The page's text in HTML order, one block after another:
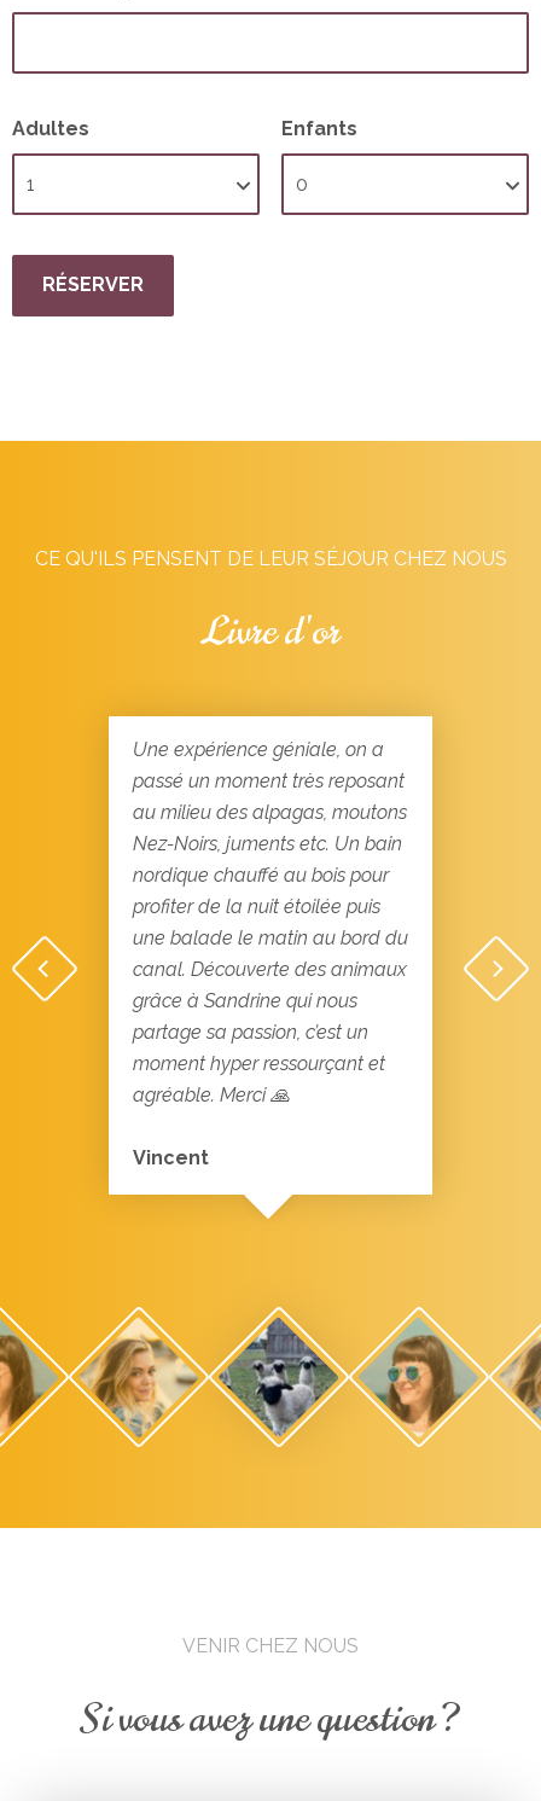
Adultes Enfants
CE QU'ILS PENSENT DE LEUR SÉJOUR CHEZ NOUS
Livre d'or
Une expérience géniale, on a
passé un moment très reposant
au milieu des alpagas, moutons
Nez-Noirs, juments etc. Un bain
nordique chauffé au bois pour
profiter de la nuit étoilée puis
une balade le matin au bord du
canal. Découverte des animaux
grâce à Sandrine qui nous
partage sa passion, c’est un
moment hyper ressourçant et
agréable. Merci 🙏
Vincent
VENIR CHEZ NOUS
Si vous avez une question ?